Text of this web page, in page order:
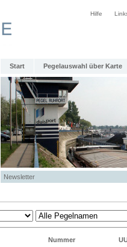
Hilfe
Start Pegelauswahl über Karte
Newsletter
Nummer